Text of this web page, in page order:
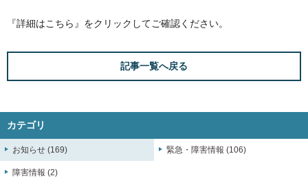
『詳細はこちら』 をクリックしてご確認ください。
記事一覧へ戻る
カテゴリ
お知らせ (169) 緊急・障害情報 (106)
障害情報 (2)